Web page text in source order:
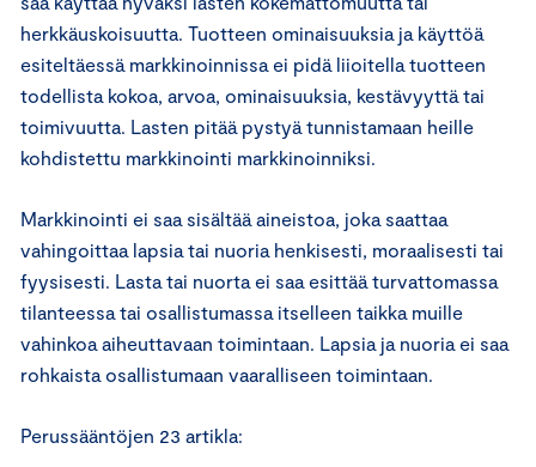
herkkäuskoisuutta. Tuotteen ominaisuuksia ja käyttöä
esiteltäessä markkinoinnissa ei pidä liioitella tuotteen
todellista kokoa, arvoa, ominaisuuksia, kestävyyttä tai
toimivuutta. Lasten pitää pystyä tunnistamaan heille
kohdistettu markkinointi markkinoinniksi.
Markkinointi ei saa sisältää aineistoa, joka saattaa
vahingoittaa lapsia tai nuoria henkisesti, moraalisesti tai
fyysisesti. Lasta tai nuorta ei saa esittää turvattomassa
tilanteessa tai osallistumassa itselleen taikka muille
vahinkoa aiheuttavaan toimintaan. Lapsia ja nuoria ei saa
rohkaista osallistumaan vaaralliseen toimintaan.
Perussääntöjen 23 artikla: